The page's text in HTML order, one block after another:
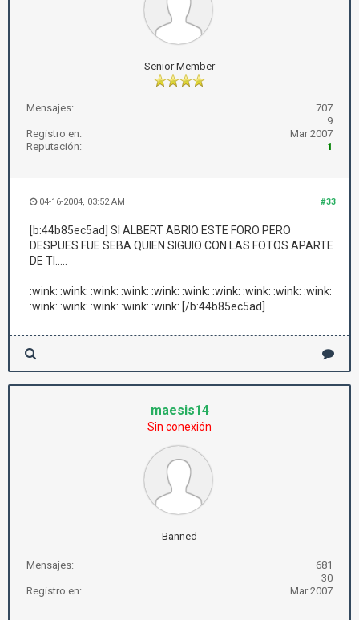
Senior Member
Mensajes:
707
9
Registro en:
Mar 2007
Reputación:
1
#33
04-16-2004, 03:52 AM
[b:44b85ec5ad] SI ALBERT ABRIO ESTE FORO PERO
DESPUES FUE SEBA QUIEN SIGUIO CON LAS FOTOS APARTE
DE TI.....
:wink: :wink: :wink: :wink: :wink: :wink: :wink: :wink: :wink: :wink:
:wink: :wink: :wink: :wink: :wink: [/b:44b85ec5ad]
maesis14
Sin conexión
Banned
Mensajes:
681
30
Registro en:
Mar 2007